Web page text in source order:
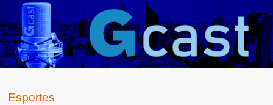
Esportes